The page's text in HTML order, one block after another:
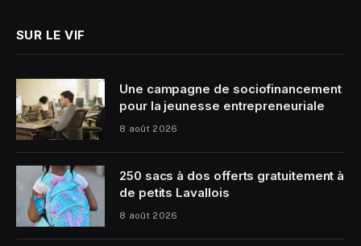
SUR LE VIF
Une campagne de sociofinancement
pour la jeunesse entrepreneuriale
8 août 2026
250 sacs à dos offerts gratuitement à
de petits Lavallois
8 août 2026